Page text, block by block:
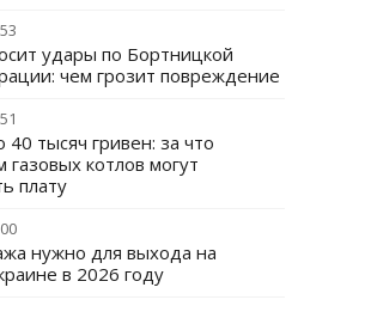
удары по Бортницкой
чем грозит повреждение
тысяч гривен: за что
газовых котлов могут
плату
нужно для выхода на
в 2026 году